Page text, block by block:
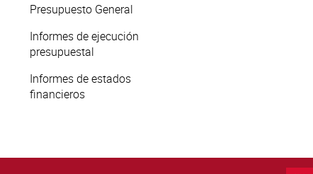
Presupuesto General
Informes de ejecución
presupuestal
Informes de estados
financieros